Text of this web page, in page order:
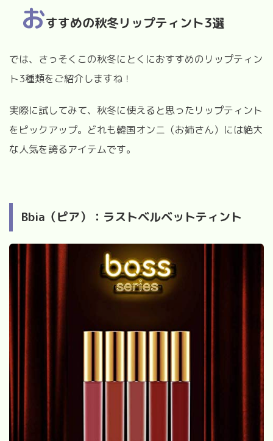
おすすめの秋冬リップティント3選
では、さっそくこの秋冬にとくにおすすめのリップティン
ト3種類をご紹介しますね！
実際に試してみて、秋冬に使えると思ったリップティント
をピックアップ。どれも韓国オンニ（お姉さん）には絶大
な人気を誇るアイテムです。
Bbia（ピア）：ラストベルベットティント